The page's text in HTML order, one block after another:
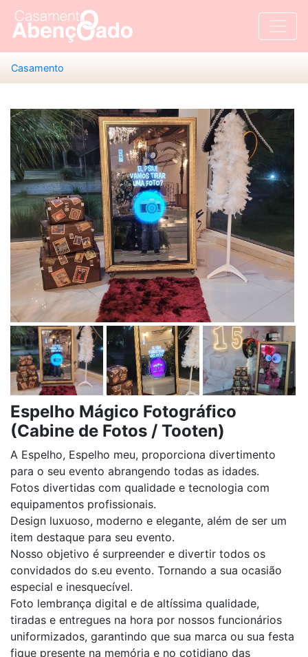
Casamento
Espelho Mágico Fotográfico
(Cabine de Fotos / Tooten)
A Espelho, Espelho meu, proporciona divertimento
para o seu evento abrangendo todas as idades.
Fotos divertidas com qualidade e tecnologia com
equipamentos profissionais.
Design luxuoso, moderno e elegante, além de ser um
item destaque para seu evento.
Nosso objetivo é surpreender e divertir todos os
convidados do s.eu evento. Tornando a sua ocasião
especial e inesquecível.
Foto lembrança digital e de altíssima qualidade,
tiradas e entregues na hora por nossos funcionários
uniformizados, garantindo que sua marca ou sua festa
fique presente na memória e no cotidiano das